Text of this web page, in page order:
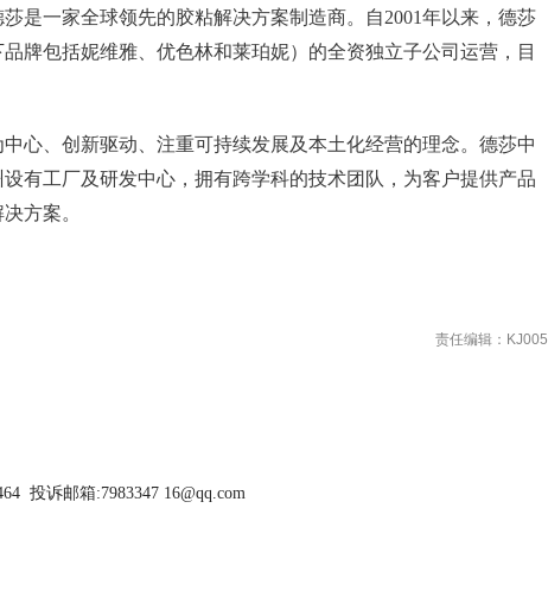
是一家全球领先的胶粘解决方案制造商。自2001年以来，德莎
牌包括妮维雅、优色林和莱珀妮）的全资独立子公司运营，目
心、创新驱动、注重可持续发展及本土化经营的理念。德莎中
有工厂及研发中心，拥有跨学科的技术团队，为客户提供产品
方案。
责任编辑：KJ005
投诉邮箱:7983347 16@qq.com